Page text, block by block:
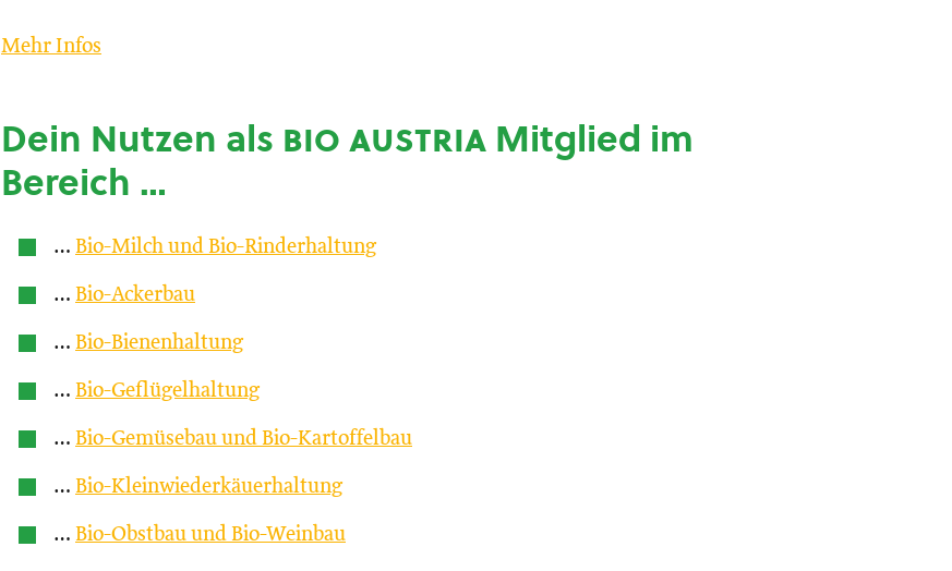
Mehr Infos
Dein Nutzen als bio austria Mitglied im
Bereich …
… Bio-Milch und Bio-Rinderhaltung
… Bio-Ackerbau
… Bio-Bienenhaltung
… Bio-Geflügelhaltung
… Bio-Gemüsebau und Bio-Kartoffelbau
… Bio-Kleinwiederkäuerhaltung
… Bio-Obstbau und Bio-Weinbau